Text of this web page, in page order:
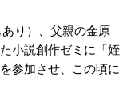
り）、父親の金原
小説創作ゼミに「姪
参加させ、この頃に